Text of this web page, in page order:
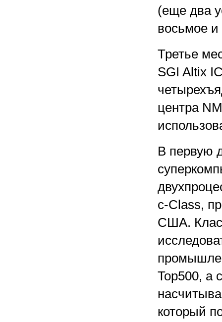
(еще два
восьмое и
Третье
SGI Altix
центра
В первую
c-Class,
США.
Top500, а
который